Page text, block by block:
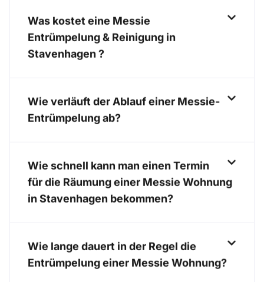
Was kostet eine Messie
Entrümpelung & Reinigung in
Stavenhagen ?
Wie verläuft der Ablauf einer Messie-
Entrümpelung ab?
Wie schnell kann man einen Termin
für die Räumung einer Messie Wohnung
in Stavenhagen bekommen?
Wie lange dauert in der Regel die
Entrümpelung einer Messie Wohnung?